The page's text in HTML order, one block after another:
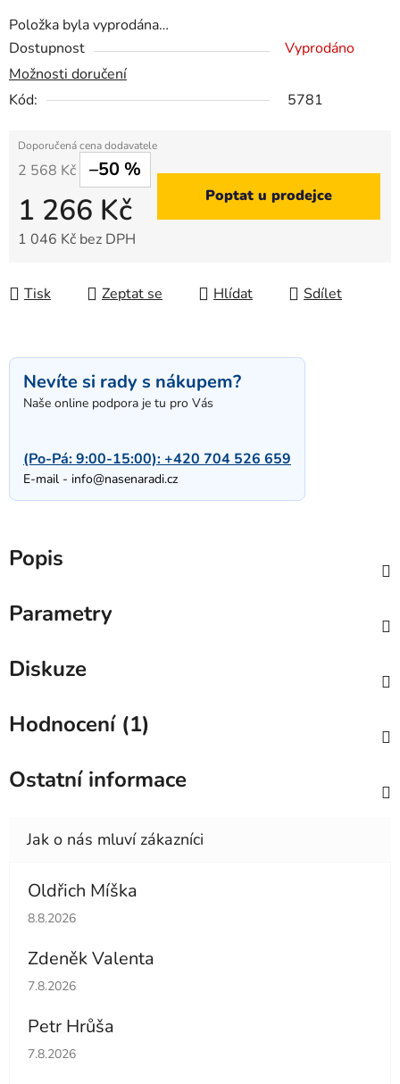
Položka byla vyprodána…
Dostupnost
Vyprodáno
Možnosti doručení
Kód:
5781
2 568 Kč –50 %
1 266 Kč
1 046 Kč bez DPH
Poptat u prodejce
Tisk Zeptat se Hlídat Sdílet
Nevíte si rady s nákupem?
Naše online podpora je tu pro Vás
(Po-Pá: 9:00-15:00):+420 704 526 659
E-mail - info@nasenaradi.cz
Popis
Parametry
Diskuze
Hodnocení (1)
Ostatní informace
Oldřich Míška
Hodnocení obchodu je 5 z 5 hvězdiček.
8.8.2026
Zdeněk Valenta
Hodnocení obchodu je 5 z 5 hvězdiček.
7.8.2026
Petr Hrůša
Hodnocení obchodu je 5 z 5 hvězdiček.
7.8.2026